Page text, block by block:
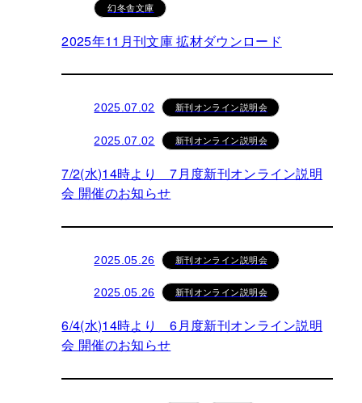
幻冬舎文庫
2025年11月刊文庫 拡材ダウンロード
2025.07.02 新刊オンライン説明会
2025.07.02 新刊オンライン説明会
7/2(水)14時より 7月度新刊オンライン説明
会 開催のお知らせ
2025.05.26 新刊オンライン説明会
2025.05.26 新刊オンライン説明会
6/4(水)14時より 6月度新刊オンライン説明
会 開催のお知らせ